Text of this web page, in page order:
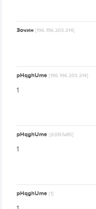
Зочин[196.196.203.214]
pHqghUme[196.196.203.214]
1
pHqghUme[@@B7aR5]
1
pHqghUme[1]